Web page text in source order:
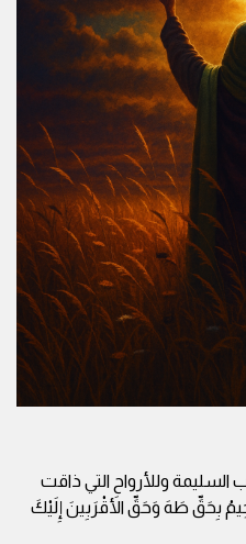
السليمة وللأرواح التي ذاقت
بِحَقِّ طَهَ وَحَقِّ الأَقْرَبِينَ إِلَيْكَ